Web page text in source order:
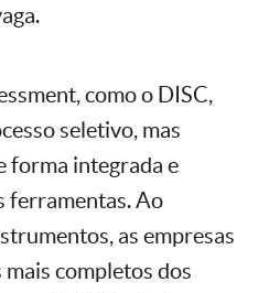
como o DISC,
seletivo, mas
forma integrada e
ferramentas. Ao
as empresas
completos dos